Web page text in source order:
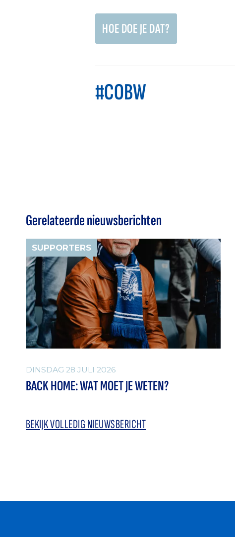
HOE DOE JE DAT?
#COBW
Gerelateerde nieuwsberichten
SUPPORTERS
DINSDAG 28 JULI 2026
BACK HOME: WAT MOET JE WETEN?
BEKIJK VOLLEDIG NIEUWSBERICHT